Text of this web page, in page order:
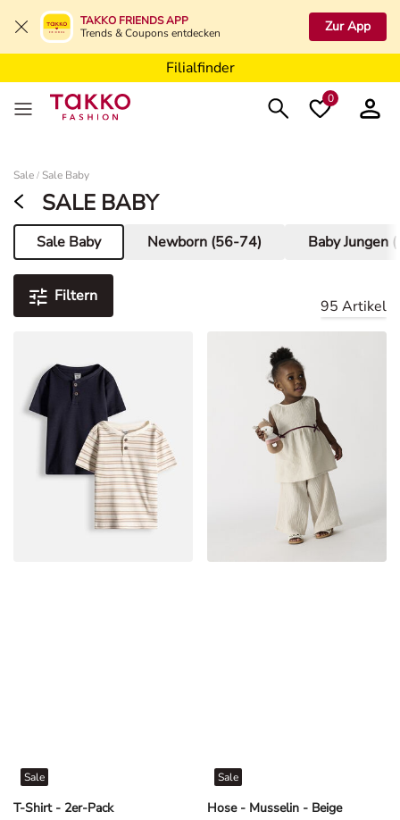
TAKKO FRIENDS APP
Trends & Coupons entdecken
Zur App
Filialfinder
Filialfinder
0
Sale / Sale Baby
SALE BABY
Sale Baby
Aktuelle Seite Newborn (56-74) Baby Jungen
Filtern
95 Artikel
T-Shirt - 2er-Pack
Sale
Hose - Musselin - Beige
Sale